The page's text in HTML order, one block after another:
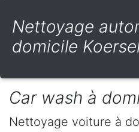
Nettoyage
domicile
Car wash à
Nettoyage voiture à